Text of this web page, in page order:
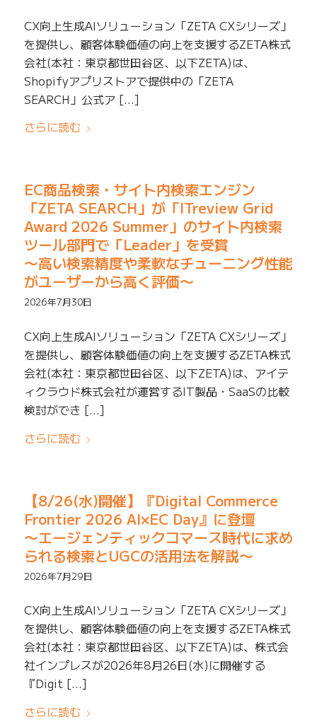
CX向上生成AIソリューション「ZETA CXシリーズ」
を提供し、顧客体験価値の向上を支援するZETA株式
会社(本社：東京都世田谷区、以下ZETA)は、
Shopifyアプリストアで提供中の「ZETA
SEARCH」公式ア […]
さらに読む
EC商品検索・サイト内検索エンジン
「ZETA SEARCH」が「ITreview Grid
Award 2026 Summer」のサイト内検索
ツール部門で「Leader」を受賞
〜高い検索精度や柔軟なチューニング性能
がユーザーから高く評価〜
2026年7月30日
CX向上生成AIソリューション「ZETA CXシリーズ」
を提供し、顧客体験価値の向上を支援するZETA株式
会社(本社：東京都世田谷区、以下ZETA)は、アイテ
ィクラウド株式会社が運営するIT製品・SaaSの比較
検討ができ […]
さらに読む
【8/26(水)開催】『Digital Commerce
Frontier 2026 AI×EC Day』に登壇
〜エージェンティックコマース時代に求め
られる検索とUGCの活用法を解説〜
2026年7月29日
CX向上生成AIソリューション「ZETA CXシリーズ」
を提供し、顧客体験価値の向上を支援するZETA株式
会社(本社：東京都世田谷区、以下ZETA)は、株式会
社インプレスが2026年8月26日(水)に開催する
『Digit […]
さらに読む